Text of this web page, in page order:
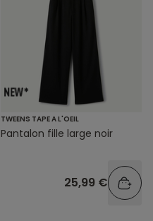
TWEENS TAPE A L'OEIL
Pantalon fille large noir
25,99 €